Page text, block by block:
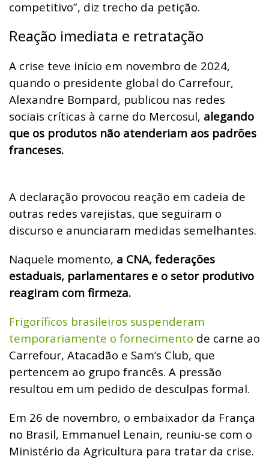
competitivo”, diz trecho da petição.
Reação imediata e retratação
A crise teve início em novembro de 2024,
quando o presidente global do Carrefour,
Alexandre Bompard, publicou nas redes
sociais críticas à carne do Mercosul, alegando
que os produtos não atenderiam aos padrões
franceses.
A declaração provocou reação em cadeia de
outras redes varejistas, que seguiram o
discurso e anunciaram medidas semelhantes.
Naquele momento, a CNA, federações
estaduais, parlamentares e o setor produtivo
reagiram com firmeza.
Frigoríficos brasileiros suspenderam
temporariamente o fornecimento de carne ao
Carrefour, Atacadão e Sam’s Club, que
pertencem ao grupo francês. A pressão
resultou em um pedido de desculpas formal.
Em 26 de novembro, o embaixador da França
no Brasil, Emmanuel Lenain, reuniu-se com o
Ministério da Agricultura para tratar da crise.